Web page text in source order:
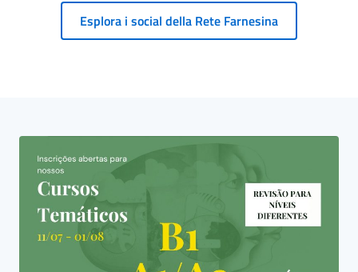
Esplora i social della Rete Farnesina
Blocco Banner